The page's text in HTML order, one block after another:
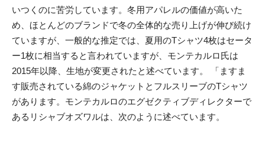
いつくのに苦労しています。冬用アパレルの価値が高いた
め、ほとんどのブランドで冬の全体的な売り上げが伸び続け
ていますが、一般的な推定では、夏用のTシャツ4枚はセータ
ー1枚に相当すると言われていますが、モンテカルロ氏は
2015年以降、生地が変更されたと述べています。 「ますま
す販売されている綿のジャケットとフルスリーブのTシャツ
があります。モンテカルロのエグゼクティブディレクターで
あるリシャブオズワルは、次のように述べています。